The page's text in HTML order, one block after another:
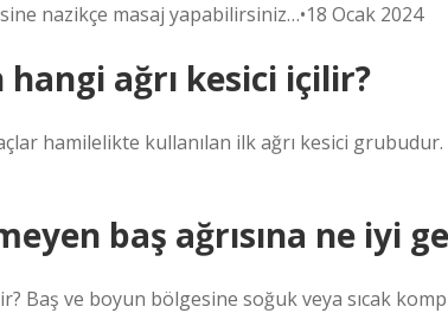
nazikçe masaj yapabilirsiniz…•18 Ocak 2024
ağrı kesici içilir?
hamilelikte kullanılan ilk ağrı kesici
baş ağrısına ne iyi
Baş ve boyun bölgesine soğuk veya sıcak